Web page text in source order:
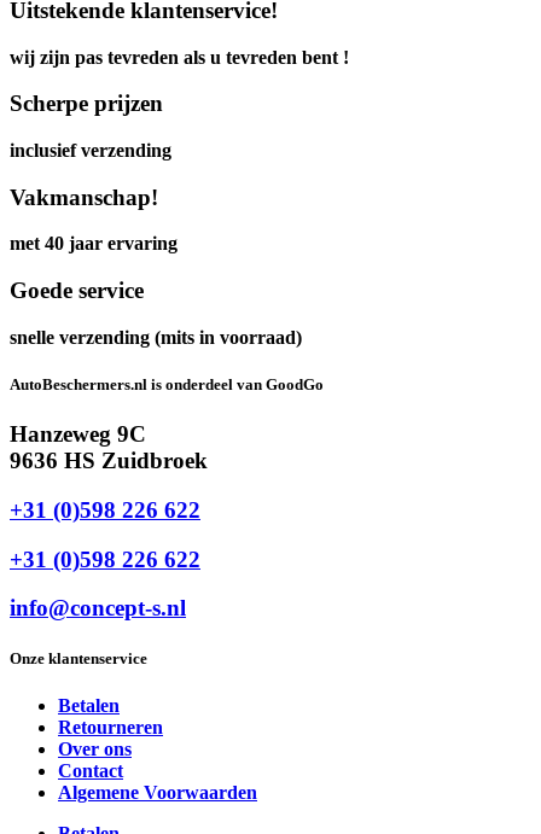
Uitstekende klantenservice!
wij zijn pas tevreden als u tevreden bent !
Scherpe prijzen
inclusief verzending
Vakmanschap!
met 40 jaar ervaring
Goede service
snelle verzending (mits in voorraad)
AutoBeschermers.nl is onderdeel van GoodGo
Hanzeweg 9C
9636 HS Zuidbroek
+31 (0)598 226 622
+31 (0)598 226 622
info@concept-s.nl
Onze klantenservice
Betalen
Retourneren
Over ons
Contact
Algemene Voorwaarden